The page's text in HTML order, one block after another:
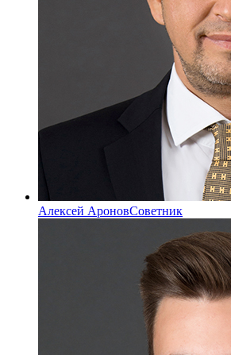
Алексей АроновСоветник